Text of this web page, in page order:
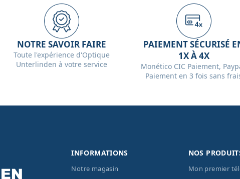
NOTRE SAVOIR FAIRE
Toute l'expérience d'Optique
Unterlinden à votre service
PAIEMENT SÉCURISÉ
1X À 4X
Monético CIC Paiement,
Paiement en 3 fois sans
INFORMATIONS
Notre magasin
NOS
Mon premier